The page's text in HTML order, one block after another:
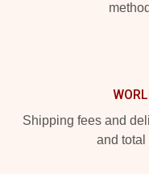
Shipping fees and
and total